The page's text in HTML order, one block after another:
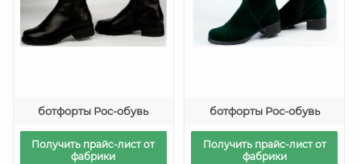
ботфорты Рос-обувь
Получить прайс-лист от
фабрики
ботфорты Рос-обувь
Получить прайс-лист от
фабрики